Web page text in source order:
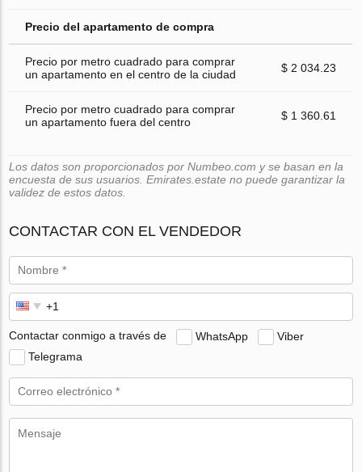
Precio del apartamento de compra
Precio por metro cuadrado para comprar
un apartamento en el centro de la ciudad
$ 2 034.23
Precio por metro cuadrado para comprar
un apartamento fuera del centro
$ 1 360.61
Los datos son proporcionados por Numbeo.com y se basan en la
encuesta de sus usuarios. Emirates.estate no puede garantizar la
validez de estos datos.
CONTACTAR CON EL VENDEDOR
Contactar conmigo a través de WhatsApp
Viber
Telegrama